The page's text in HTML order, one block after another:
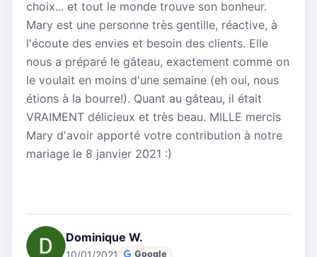
choix... et tout le monde trouve son bonheur.
Mary est une personne très gentille, réactive, à
l'écoute des envies et besoin des clients. Elle
nous a préparé le gâteau, exactement comme on
le voulait en moins d'une semaine (eh oui, nous
étions à la bourre!). Quant au gâteau, il était
VRAIMENT délicieux et très beau. MILLE mercis
Mary d'avoir apporté votre contribution à notre
mariage le 8 janvier 2021 :)
Dominique W.
10/01/2021 Google